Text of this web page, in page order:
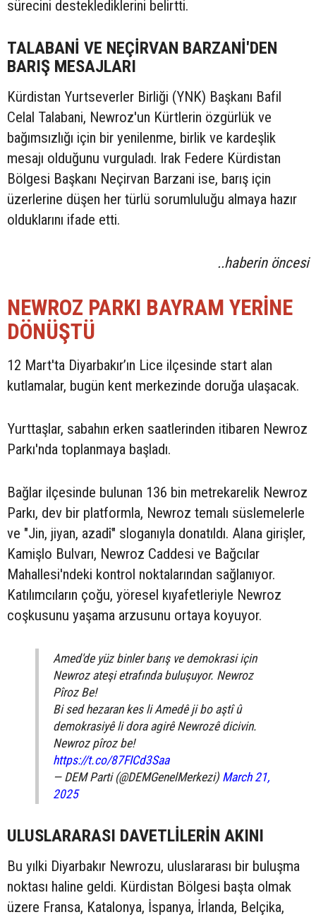
sürecini desteklediklerini belirtti.
TALABANİ VE NEÇİRVAN BARZANİ'DEN
BARIŞ MESAJLARI
Kürdistan Yurtseverler Birliği (YNK) Başkanı Bafil
Celal Talabani, Newroz'un Kürtlerin özgürlük ve
bağımsızlığı için bir yenilenme, birlik ve kardeşlik
mesajı olduğunu vurguladı. Irak Federe Kürdistan
Bölgesi Başkanı Neçirvan Barzani ise, barış için
üzerlerine düşen her türlü sorumluluğu almaya hazır
olduklarını ifade etti.
..haberin öncesi
NEWROZ PARKI BAYRAM YERİNE
DÖNÜŞTÜ
12 Mart'ta Diyarbakır’ın Lice ilçesinde start alan
kutlamalar, bugün kent merkezinde doruğa ulaşacak.
Yurttaşlar, sabahın erken saatlerinden itibaren Newroz
Parkı'nda toplanmaya başladı.
Bağlar ilçesinde bulunan 136 bin metrekarelik Newroz
Parkı, dev bir platformla, Newroz temalı süslemelerle
ve "Jin, jiyan, azadî" sloganıyla donatıldı. Alana girişler,
Kamişlo Bulvarı, Newroz Caddesi ve Bağcılar
Mahallesi'ndeki kontrol noktalarından sağlanıyor.
Katılımcıların çoğu, yöresel kıyafetleriyle Newroz
coşkusunu yaşama arzusunu ortaya koyuyor.
Amed'de yüz binler barış ve demokrasi için
Newroz ateşi etrafında buluşuyor. Newroz
Pîroz Be!
Bi sed hezaran kes li Amedê ji bo aştî û
demokrasiyê li dora agirê Newrozê dicivin.
Newroz pîroz be!
https://t.co/87FICd3Saa
— DEM Parti (@DEMGenelMerkezi) March 21,
2025
ULUSLARARASI DAVETLİLERİN AKINI
Bu yılki Diyarbakır Newrozu, uluslararası bir buluşma
noktası haline geldi. Kürdistan Bölgesi başta olmak
üzere Fransa, Katalonya, İspanya, İrlanda, Belçika,